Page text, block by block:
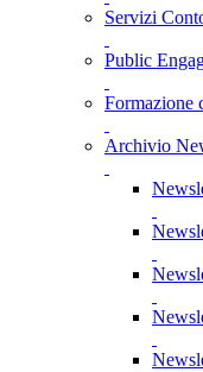
Servizi
Public
Formazione
Archivio